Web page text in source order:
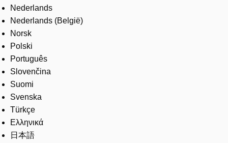
Nederlands
Nederlands (België)
Norsk
Polski
Português
Slovenčina
Suomi
Svenska
Türkçe
Ελληνικά
日本語